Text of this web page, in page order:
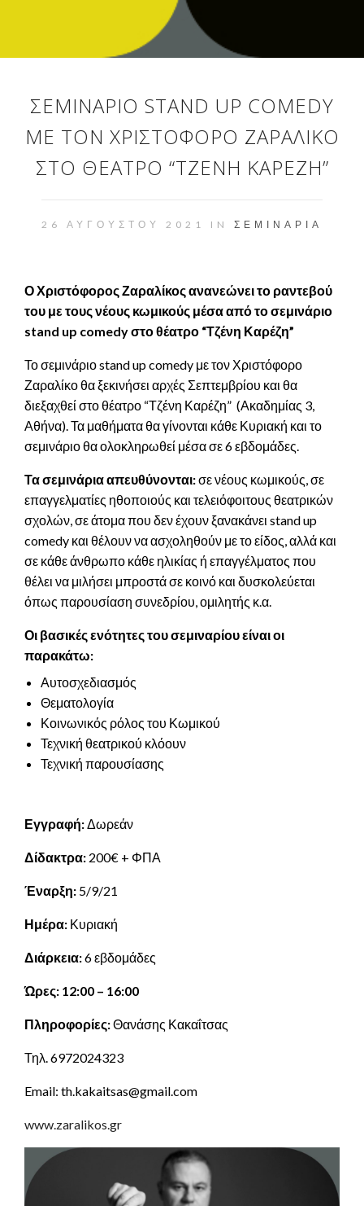
ΣΕΜΙΝΆΡΙΟ STAND UP COMEDY
ΜΕ ΤΟΝ ΧΡΙΣΤΌΦΟΡΟ ΖΑΡΑΛΊΚΟ
ΣΤΟ ΘΈΑΤΡΟ “ΤΖΈΝΗ ΚΑΡΈΖΗ”
26 ΑΥΓΟΎΣΤΟΥ 2021 IN ΣΕΜΙΝΆΡΙΑ
Ο Χριστόφορος Ζαραλίκος ανανεώνει το ραντεβού
του με τους νέους κωμικούς μέσα από το σεμινάριο
stand up comedyστο θέατρο “Τζένη Καρέζη”
Το σεμινάριο stand up comedy με τον Χριστόφορο
Ζαραλίκο θα ξεκινήσει αρχές Σεπτεμβρίου και θα
διεξαχθεί στο θέατρο “Τζένη Καρέζη” (Ακαδημίας 3,
Αθήνα). Τα μαθήματα θα γίνονται κάθε Κυριακή και το
σεμινάριο θα ολοκληρωθεί μέσα σε 6 εβδομάδες.
Τα σεμινάρια απευθύνονται:σε νέους κωμικούς, σε
επαγγελματίες ηθοποιούς και τελειόφοιτους θεατρικών
σχολών, σε άτομα που δεν έχουν ξανακάνει stand up
comedy και θέλουν να ασχοληθούν με το είδος, αλλά και
σε κάθε άνθρωπο κάθε ηλικίας ή επαγγέλματος που
θέλει να μιλήσει μπροστά σε κοινό και δυσκολεύεται
όπως παρουσίαση συνεδρίου, ομιλητής κ.α.
Οι βασικές ενότητες του σεμιναρίου είναι οι
παρακάτω:
Αυτοσχεδιασμός
Θεματολογία
Κοινωνικός ρόλος του Κωμικού
Τεχνική θεατρικού κλόουν
Τεχνική παρουσίασης
Εγγραφή:Δωρεάν
Δίδακτρα: 200€ + ΦΠΑ
Έναρξη: 5/9/21
Ημέρα: Κυριακή
Διάρκεια:6 εβδομάδες
Ώρες: 12:00 – 16:00
Πληροφορίες:Θανάσης Κακαΐτσας
Τηλ. 6972024323
Email: th.kakaitsas@gmail.com
www.zaralikos.gr